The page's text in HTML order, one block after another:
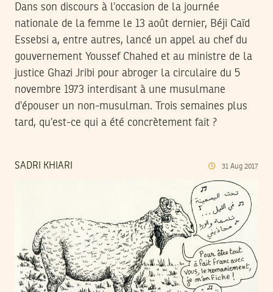
Dans son discours à l’occasion de la journée
nationale de la femme le 13 août dernier, Béji Caïd
Essebsi a, entre autres, lancé un appel au chef du
gouvernement Youssef Chahed et au ministre de la
justice Ghazi Jribi pour abroger la circulaire du 5
novembre 1973 interdisant à une musulmane
d’épouser un non-musulman. Trois semaines plus
tard, qu’est-ce qui a été concrètement fait ?
SADRI KHIARI 31 Aug 2017